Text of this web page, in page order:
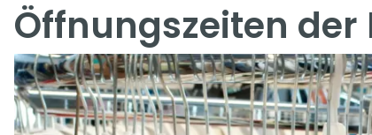
Öffnungszeiten